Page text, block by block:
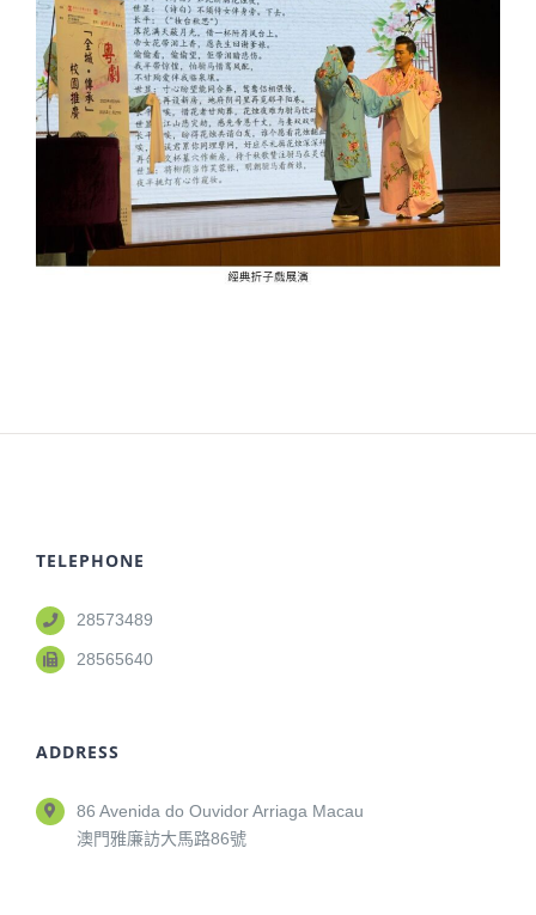
TELEPHONE
28573489
28565640
ADDRESS
86 Avenida do Ouvidor Arriaga Macau
澳門雅廉訪大馬路86號